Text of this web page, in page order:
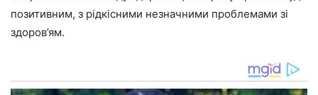
позитивним, з рідкісними незначними проблемами зі
здоров’ям.